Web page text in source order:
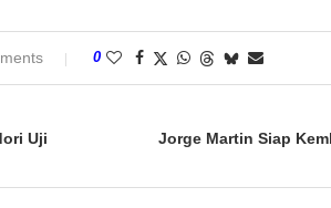
0
Uji
Jorge Martin Siap